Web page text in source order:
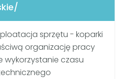
sprzętu - koparki
organizację pracy
wykorzystanie czasu